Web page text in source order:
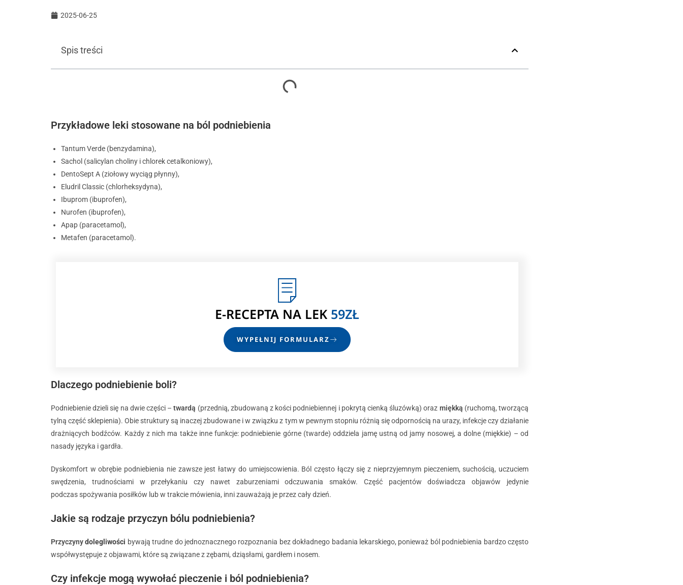
2025-06-25
Spis treści
Przykładowe leki stosowane na ból podniebienia
Tantum Verde (benzydamina),
Sachol (salicylan choliny i chlorek cetalkoniowy),
DentoSept A (ziołowy wyciąg płynny),
Eludril Classic (chlorheksydyna),
Ibuprom (ibuprofen),
Nurofen (ibuprofen),
Apap (paracetamol),
Metafen (paracetamol).
E-RECEPTA NA LEK 59ZŁ
WYPEŁNIJ FORMULARZ
Dlaczego podniebienie boli?
Podniebienie dzieli się na dwie części –twardą (przednią, zbudowaną z kości podniebiennej i pokrytą cienką śluzówką) oraz miękką (ruchomą, tworzącą
tylną część sklepienia). Obie struktury są inaczej zbudowane i w związku z tym w pewnym stopniu różnią się odpornością na urazy, infekcje czy działanie
drażniących bodźców. Każdy z nich ma także inne funkcje: podniebienie górne (twarde) oddziela jamę ustną od jamy nosowej, a dolne (miękkie) – od
nasady języka i gardła.
Dyskomfort w obrębie podniebienia nie zawsze jest łatwy do umiejscowienia. Ból często łączy się z nieprzyjemnym pieczeniem, suchością, uczuciem
swędzenia, trudnościami w przełykaniu czy nawet zaburzeniami odczuwania smaków. Część pacjentów doświadcza objawów jedynie
podczas spożywania posiłków lub w trakcie mówienia, inni zauważają je przez cały dzień.
Jakie są rodzaje przyczyn bólu podniebienia?
Przyczynydolegliwości bywają trudne do jednoznacznego rozpoznania bez dokładnego badania lekarskiego, ponieważ ból podniebienia bardzo często
współwystępuje z objawami, które są związane z zębami, dziąsłami, gardłem i nosem.
Czy infekcje mogą wywołać pieczenie i ból podniebienia?